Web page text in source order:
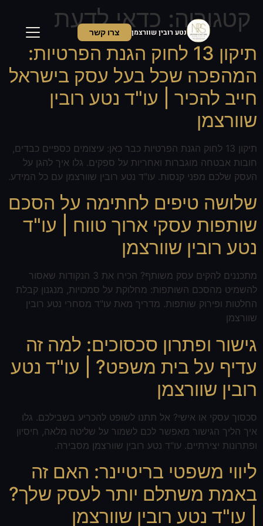
נטע רובין שוורצמן צרו קשר
ראשי
שירותים
ממליצים
מאמרים
צור קשר
לקביעת פגישה
קטגוריה: כדאי לדעת
תיקון 13 לחוק הגנת הפרטיות:
המהפכה שכל בעל עסק בישראל
חייב להכיר | עו"ד נטע רובין
שוורצמן
תיקון 13 לחוק הגנת הפרטיות כבר כאן: עיצומים כספיים כבדים,
חובות אבטחה מוגברות ואחריות על ספקים. גלו איך להגן על
העסק שלכם מפני קנסות. עו"ד נטע רובין שוורצמן עם כל המידע.
שלושה טיפים לחתימה על הסכם
שותפות עסקי ארוך טווח | עו"ד
נטע רובין שוורצמן
מתכננים להקים עסק משותף? הכירו את 3 הנקודות שאסור
להשמיט מהסכם השותפות: מחלוקת על סמכויות, מנגנון קבלת
החלטות ופירוק שותפות. מדריך מאת עו"ד מסחרי נטע רובין
שוורצמן
גישור ופתרון סכסוכים: למה זה
עדיף על בית משפט? | עו"ד נטע
רובין שוורצמן
סכסוך עסקי או אישי? אל תתנו לשופט להכריע בשבילכם. גלו
איך הליך הגישור מאפשר לכם לשמור על שליטה מלאה, חיסיון
ופתרונות יצירתיים. עו"ד נטע רובין שוורצמן מסבירה.
ליווי משפטי בריטיינר: האם זה
באמת משתלם יותר לעסק שלך?
| עו"ד נטע רובין שוורצמן